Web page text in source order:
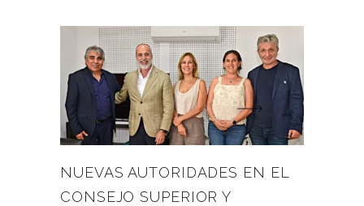
NUEVAS AUTORIDADES EN EL
CONSEJO SUPERIOR Y